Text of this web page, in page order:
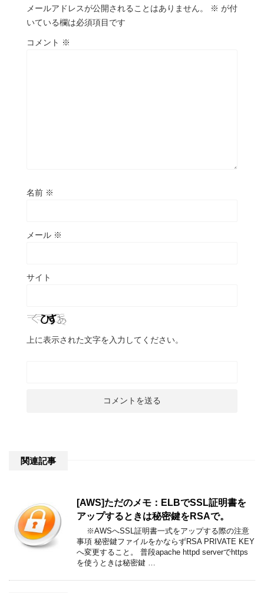
メールアドレスが公開されることはありません。 ※ が付
いている欄は必須項目です
コメント ※
名前 ※
メール ※
サイト
上に表示された文字を入力してください。
関連記事
[AWS]ただのメモ：ELBでSSL証明書を
アップするときは秘密鍵をRSAで。
※AWSへSSL証明書一式をアップする際の注意
事項 秘密鍵ファイルをかならずRSA PRIVATE KEY
へ変更すること。 普段apache httpd serverでhttps
を使うときは秘密鍵 …